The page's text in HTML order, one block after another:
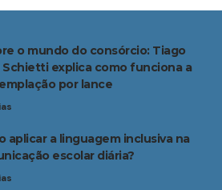
o mundo do consórcio: Tiago
Schietti explica como funciona a
por lance
aplicar a linguagem inclusiva na
escolar diária?